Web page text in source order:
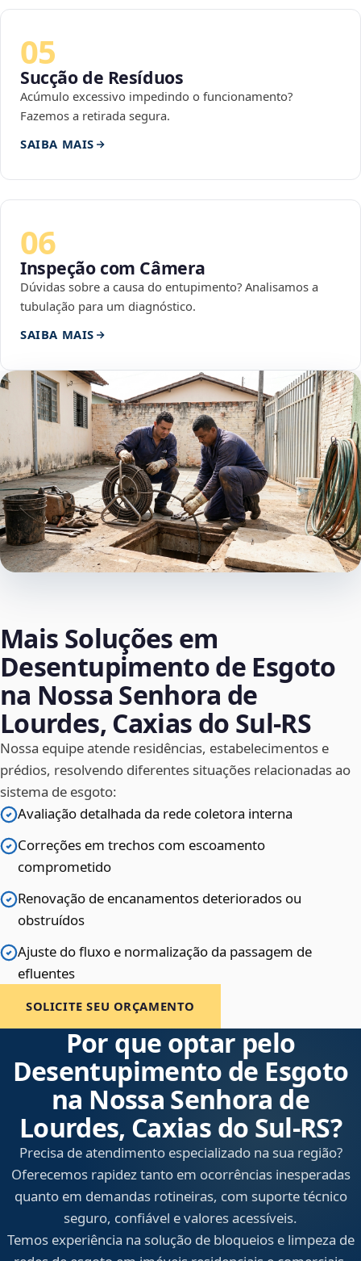
05
Sucção de Resíduos
Acúmulo excessivo impedindo o funcionamento?
Fazemos a retirada segura.
SAIBA MAIS
06
Inspeção com Câmera
Dúvidas sobre a causa do entupimento? Analisamos a
tubulação para um diagnóstico.
SAIBA MAIS
Mais Soluções em
Desentupimento de Esgoto
na Nossa Senhora de
Lourdes, Caxias do Sul‑RS
Nossa equipe atende residências, estabelecimentos e
prédios, resolvendo diferentes situações relacionadas ao
sistema de esgoto:
Avaliação detalhada da rede coletora interna
Correções em trechos com escoamento
comprometido
Renovação de encanamentos deteriorados ou
obstruídos
Ajuste do fluxo e normalização da passagem de
efluentes
SOLICITE SEU ORÇAMENTO
Por que optar pelo
Desentupimento de Esgoto
na Nossa Senhora de
Lourdes, Caxias do Sul‑RS?
Precisa de atendimento especializado na sua região?
Oferecemos rapidez tanto em ocorrências inesperadas
quanto em demandas rotineiras, com suporte técnico
seguro, confiável e valores acessíveis.
Temos experiência na solução de bloqueios e limpeza de